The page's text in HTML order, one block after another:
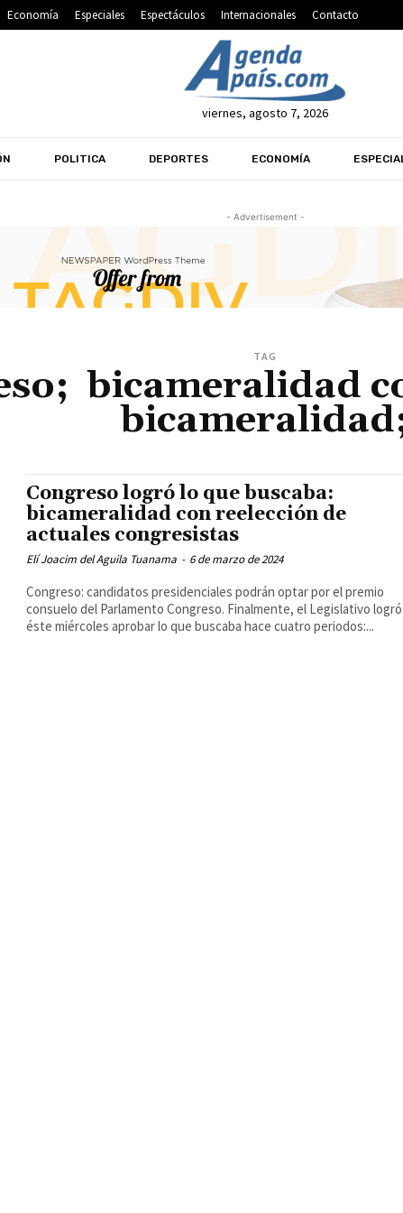
Economía Especiales Espectáculos Internacionales Contacto
viernes, agosto 7, 2026
POLITICA DEPORTES ECONOMÍA
- Advertisement -
TAG
bicameralidad
Congreso logró lo que buscaba:
bicameralidad con reelección de
actuales congresistas
Elí Joacim del Aguila Tuanama - 6 de marzo de 2024
Congreso: candidatos presidenciales podrán optar por el premio
consuelo del Parlamento Congreso. Finalmente, el Legislativo logró
éste miércoles aprobar lo que buscaba hace cuatro periodos:...